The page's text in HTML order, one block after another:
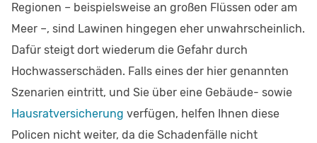
Regionen – beispielsweise an großen Flüssen oder am
Meer –, sind Lawinen hingegen eher unwahrscheinlich.
Dafür steigt dort wiederum die Gefahr durch
Hochwasserschäden. Falls eines der hier genannten
Szenarien eintritt, und Sie über eine Gebäude- sowie
Hausratversicherung verfügen, helfen Ihnen diese
Policen nicht weiter, da die Schadenfälle nicht